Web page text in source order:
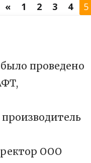
« 1 2 3 4 5
проведено
ООО